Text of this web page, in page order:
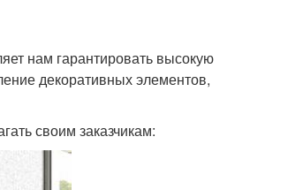
нам гарантировать высокую
декоративных элементов,
своим заказчикам: